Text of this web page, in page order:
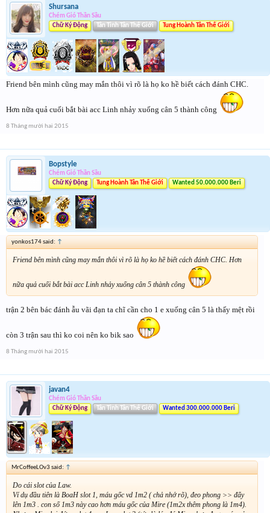
Shursana
Chém Gió Thần Sầu
Chữ Ký Động
Tân Tinh Tân Thế Giới Tung Hoành Tân Thế Giới
Friend bên mình cũng may mắn thôi vì rõ là họ ko hề biết cách đánh CHC.
Hơn nữa quả cuối bắt bài acc Linh nhảy xuống cân 5 thành công
8 Tháng mười hai 2015
Bopstyle
Chém Gió Thần Sầu
Chữ Ký Động
Tung Hoành Tân Thế Giới Wanted 50.000.000 Beri
yonkos174 said: ↑
Friend bên mình cũng may mắn thôi vì rõ là họ ko hề biết cách đánh CHC. Hơn
nữa quả cuối bắt bài acc Linh nhảy xuống cân 5 thành công
trận 2 bên bác đánh ẫu vãi đạn ta chĩ cần cho 1 e xuống cân 5 là thấy mệt rồi
còn 3 trận sau thì ko coi nên ko bik sao
8 Tháng mười hai 2015
javan4
Chém Gió Thần Sầu
Chữ Ký Động
Tân Tinh Tân Thế Giới Wanted 300.000.000 Beri
MrCoffeeLOv3 said: ↑
Do cái slot của Law.
Ví dụ đầu tiên là BoaH slot 1, máu gốc vd 1m2 ( chả nhớ rõ), đeo phong >> đẩy
lên 1m3 . con số 1m3 này cao hơn máu gốc của Mire (1m2x thêm phong là 1m4).